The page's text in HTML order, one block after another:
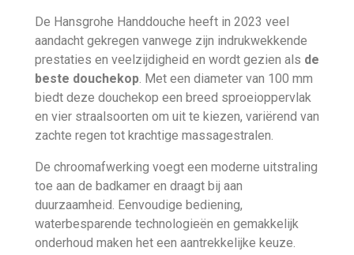
De Hansgrohe Handdouche heeft in 2023 veel
aandacht gekregen vanwege zijn indrukwekkende
prestaties en veelzijdigheid en wordt gezien als de
beste douchekop . Met een diameter van 100 mm
biedt deze douchekop een breed sproeioppervlak
en vier straalsoorten om uit te kiezen, variërend van
zachte regen tot krachtige massagestralen.
De chroomafwerking voegt een moderne uitstraling
toe aan de badkamer en draagt bij aan
duurzaamheid. Eenvoudige bediening,
waterbesparende technologieën en gemakkelijk
onderhoud maken het een aantrekkelijke keuze.